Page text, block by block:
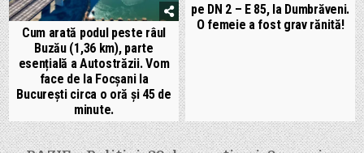
Cum arată podul peste râul
Buzău (1,36 km), parte
esențială a Autostrăzii. Vom
face de la Focșani la
București circa o oră și 45 de
minute.
pe DN 2 – E 85, la Dumbrăveni.
O femeie a fost grav rănită!